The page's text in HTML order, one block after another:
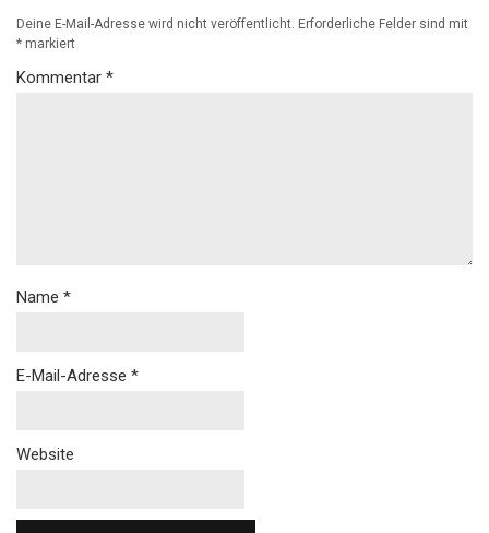
Deine E-Mail-Adresse wird nicht veröffentlicht. Erforderliche Felder sind mit
* markiert
Kommentar *
Name *
E-Mail-Adresse *
Website